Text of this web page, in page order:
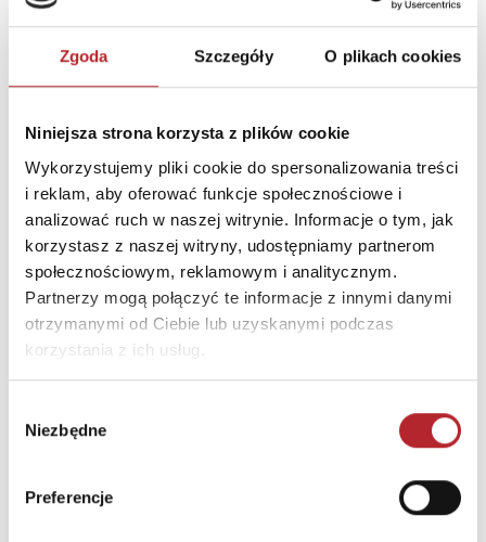
Zgoda Szczegóły O plikach cookies
Niniejsza strona korzysta z plików cookie
Wykorzystujemy pliki cookie do spersonalizowania treści
i reklam, aby oferować funkcje społecznościowe i
analizować ruch w naszej witrynie. Informacje o tym, jak
korzystasz z naszej witryny, udostępniamy partnerom
społecznościowym, reklamowym i analitycznym.
Partnerzy mogą połączyć te informacje z innymi danymi
otrzymanymi od Ciebie lub uzyskanymi podczas
korzystania z ich usług.
zgody
Niezbędne
Preferencje
Brak prawa zwrotu
Nazwa
EDUCA BORRAS, S.A.U.
Ulica
C/ OSONA, 1
Kod pocztowy
08192
Miasto
SANT QUIRZE DEL VALLES
(BARCELONA)
E-mail
INNI KLIENCI KUPOWALI